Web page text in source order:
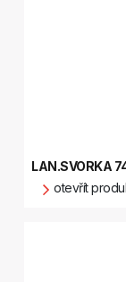
LAN.SVORKA
otevřít